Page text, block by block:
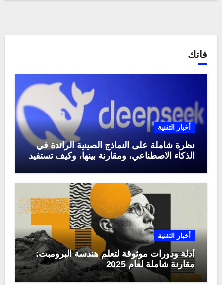
فاتك
أخبار التقنية
نظرة شاملة على النماذج الصينية الرائدة في
الذكاء الاصطناعي، ومقارنة بينها، وكيف تستفيد
أخبار التقنية
أدلة ودورات موثوقة لتعلّم هندسة البرومبت:
مقارنة شاملة لعام 2025